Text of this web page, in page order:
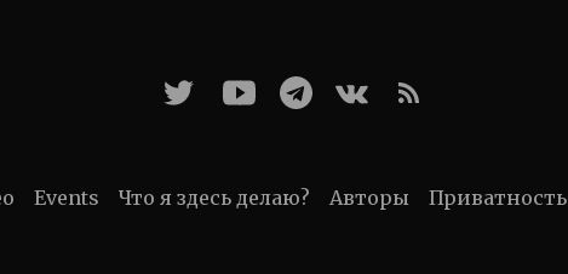
Events Что я здесь делаю? Авторы Приватность